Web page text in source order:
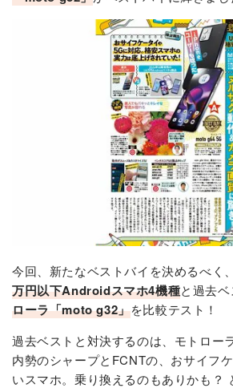
今回、新たなベストバイを決めるべく、
万円以下Androidスマホ4機種と過去
ローラ「moto g32」を比較テスト！
過去ベストと対決するのは、モトロー
内勢のシャープとFCNTの、おサイフ
いスマホ。乗り換えるのもありかも？